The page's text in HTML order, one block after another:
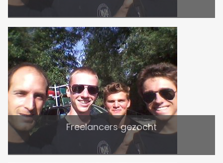
Freelancers gezocht